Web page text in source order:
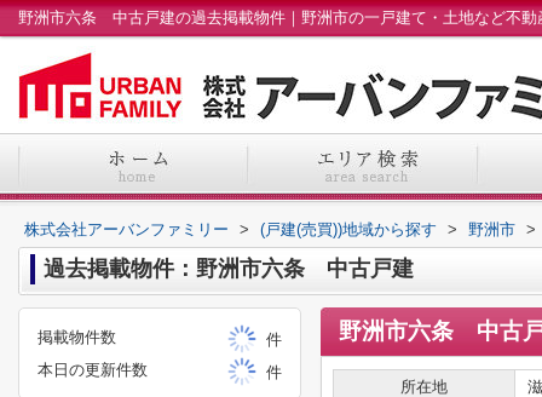
株式会社アーバンファミリー > (戸建(売買))地域から探す > 野洲市 >
過去掲載物件：野洲市六条 中古戸建
野洲市六条 中古
所在地
掲載物件数
件
本日の更新件数
件